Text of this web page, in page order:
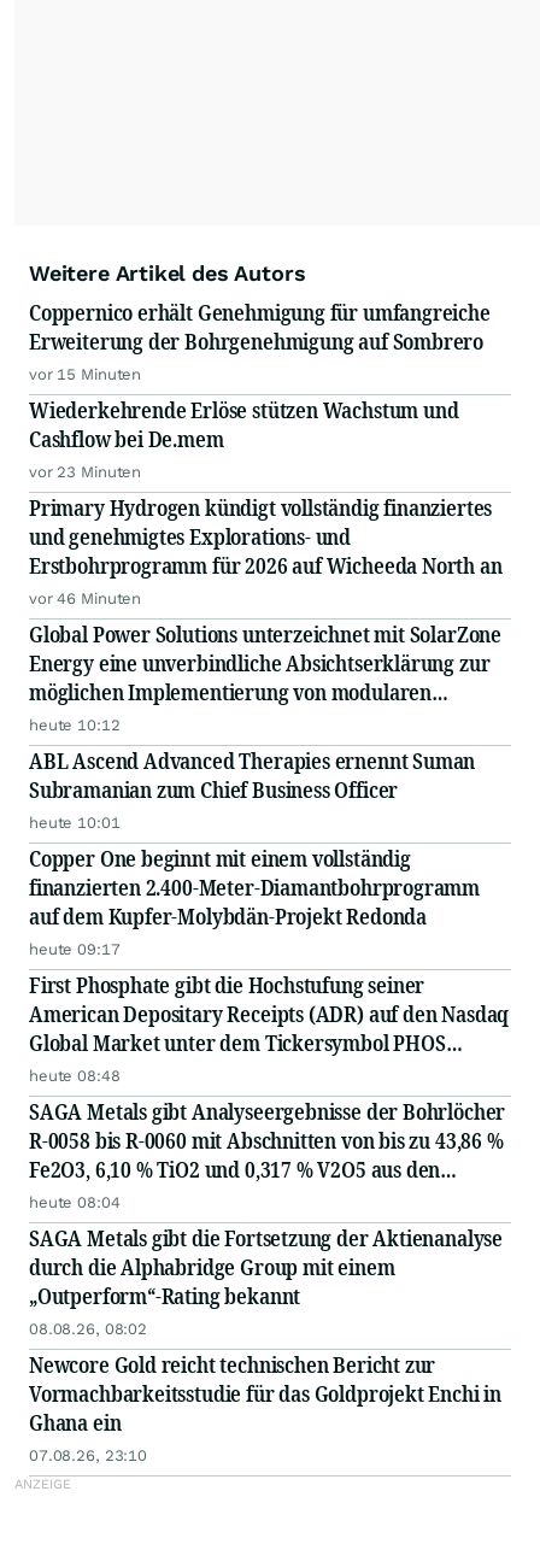
Weitere Artikel des Autors
Coppernico erhält Genehmigung für umfangreiche
Erweiterung der Bohrgenehmigung auf Sombrero
vor 15 Minuten
Wiederkehrende Erlöse stützen Wachstum und
Cashflow bei De.mem
vor 23 Minuten
Primary Hydrogen kündigt vollständig finanziertes
und genehmigtes Explorations- und
Erstbohrprogramm für 2026 auf Wicheeda North an
vor 46 Minuten
Global Power Solutions unterzeichnet mit SolarZone
Energy eine unverbindliche Absichtserklärung zur
möglichen Implementierung von modularen
Energiesystemen
heute 10:12
ABL Ascend Advanced Therapies ernennt Suman
Subramanian zum Chief Business Officer
heute 10:01
Copper One beginnt mit einem vollständig
finanzierten 2.400-Meter-Diamantbohrprogramm
auf dem Kupfer-Molybdän-Projekt Redonda
heute 09:17
First Phosphate gibt die Hochstufung seiner
American Depositary Receipts (ADR) auf den Nasdaq
Global Market unter dem Tickersymbol PHOS
bekannt
heute 08:48
SAGA Metals gibt Analyseergebnisse der Bohrlöcher
R-0058 bis R-0060 mit Abschnitten von bis zu 43,86 %
Fe2O3, 6,10 % TiO2 und 0,317 % V2O5 aus den
Bohrungen 2026 auf dem Projekt Radar für kritische
Minerale in Labrador bekannt
heute 08:04
SAGA Metals gibt die Fortsetzung der Aktienanalyse
durch die Alphabridge Group mit einem
„Outperform“-Rating bekannt
08.08.26, 08:02
Newcore Gold reicht technischen Bericht zur
Vormachbarkeitsstudie für das Goldprojekt Enchi in
Ghana ein
07.08.26, 23:10